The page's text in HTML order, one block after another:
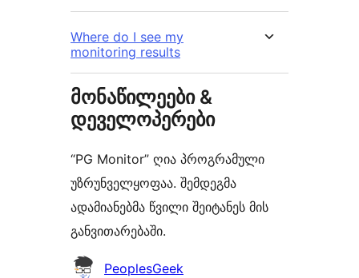
Where do I see my
monitoring results
მონაწილეები &
დეველოპერები
“PG Monitor” ღია პროგრამული
უზრუნველყოფაა. შემდეგმა
ადამიანებმა წვილი შეიტანეს მის
განვითარებაში.
მონაწილეები
PeoplesGeek